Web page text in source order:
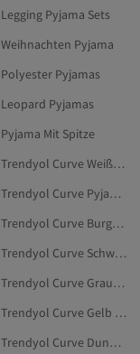
Legging Pyjama Sets
Weihnachten Pyjama
Polyester Pyjamas
Leopard Pyjamas
Pyjama Mit Spitze
Trendyol Curve Weiß Pyjama-Sets In Übergröße
Trendyol Curve Pyjama-Sets
Trendyol Curve Burgundrot Pyjama-Sets
Trendyol Curve Schwarz Pyjama-Sets
Trendyol Curve Grau Pyjama-Unterteile In Übergröße
Trendyol Curve Gelb Pyjama-Sets
Trendyol Curve Dunkelblau Pyjama-Sets